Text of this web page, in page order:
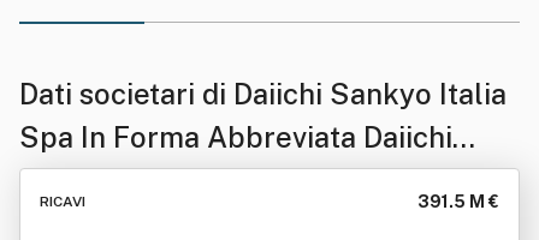
Dati societari di Daiichi Sankyo Italia
Spa In Forma Abbreviata Daiichi
Sankyo Italia Spa
RICAVI 391.5 M €